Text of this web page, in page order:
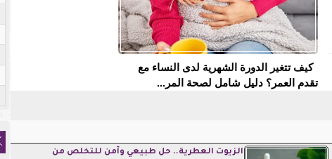
كيف تتغير الدورة الشهرية لدى النساء مع
تقدم العمر؟ دليل شامل لصحة المر...
الزيوت العطرية.. حل طبيعي وآمن للتخلص من